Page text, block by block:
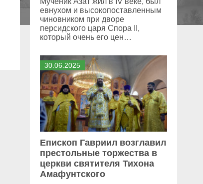
евнухом и высокопоставленным
чиновником при дворе
персидского царя Спора II,
который очень его цен…
30 06 2025
Епископ Гавриил возглавил
престольные торжества в
церкви святителя Тихона
Амафунтского